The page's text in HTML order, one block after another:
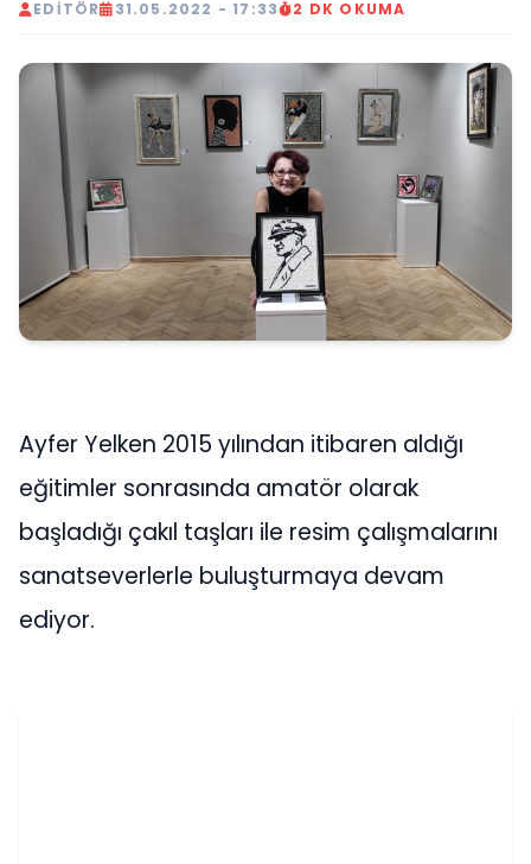
EDITÖR 31.05.2022 - 17:33 2 DK OKUMA
Ayfer Yelken 2015 yılından itibaren aldığı
eğitimler sonrasında amatör olarak
başladığı çakıl taşları ile resim çalışmalarını
sanatseverlerle buluşturmaya devam
ediyor.